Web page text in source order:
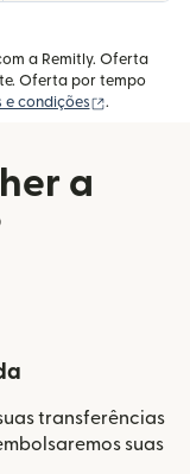
a Remitly. Oferta
Oferta por tempo
e condições (abre em
.
a
transferências
suas